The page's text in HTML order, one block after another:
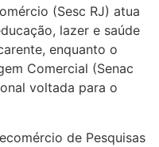
(Sesc RJ) atua
lazer e saúde
enquanto o
Comercial (Senac
voltada para o
de Pesquisas